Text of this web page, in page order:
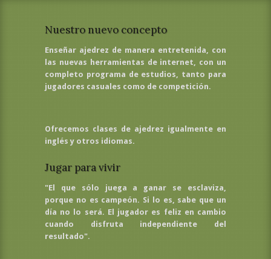
Nuestro nuevo concepto
Enseñar ajedrez de manera entretenida, con
las nuevas herramientas de internet, con un
completo programa de estudios, tanto para
jugadores casuales como de competición.
Ofrecemos clases de ajedrez igualmente en
inglés y otros idiomas.
Jugar para vivir
"El que sólo juega a ganar se esclaviza,
porque no es campeón. Si lo es, sabe que un
día no lo será. El jugador es feliz en cambio
cuando disfruta independiente del
resultado".